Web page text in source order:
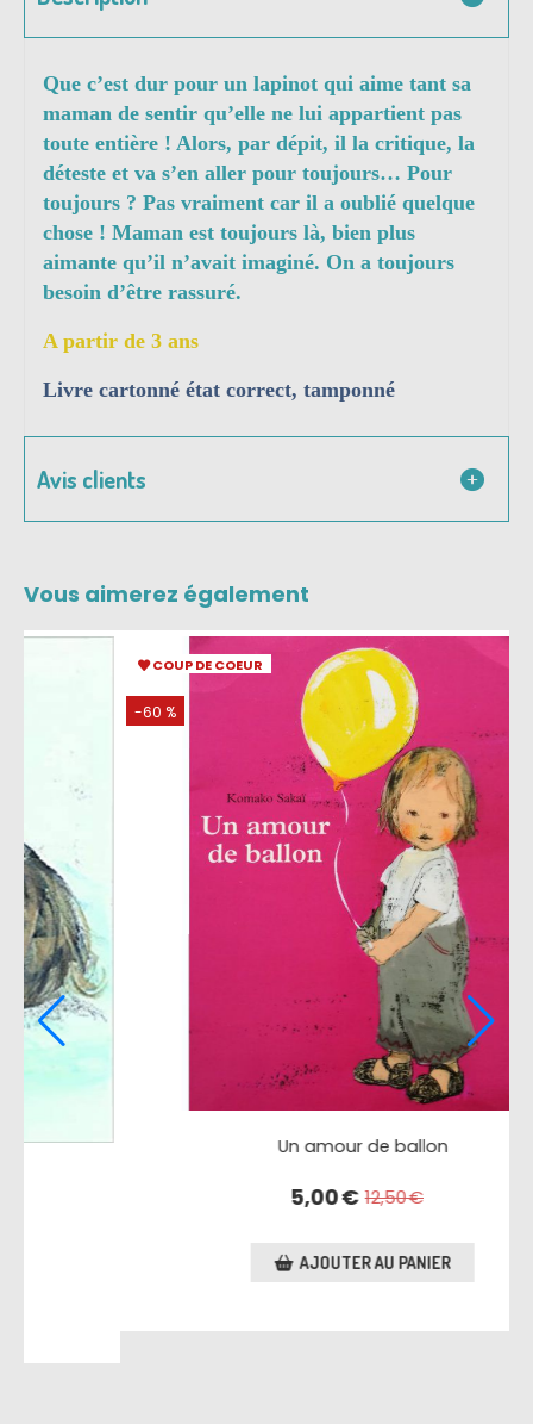
Que c’est dur pour un lapinot qui aime tant sa
maman de sentir qu’elle ne lui appartient pas
toute entière ! Alors, par dépit, il la critique, la
déteste et va s’en aller pour toujours… Pour
toujours ? Pas vraiment car il a oublié quelque
chose ! Maman est toujours là, bien plus
aimante qu’il n’avait imaginé. On a toujours
besoin d’être rassuré.
A partir de 3 ans
Livre cartonné état correct, tamponné
Avis clients
Vous aimerez également
Le petit chat de Lina